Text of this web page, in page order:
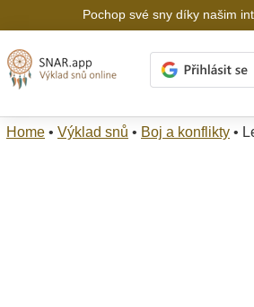
Pochop své sny díky našim
Home • Výklad snů • Boj a konflikty •